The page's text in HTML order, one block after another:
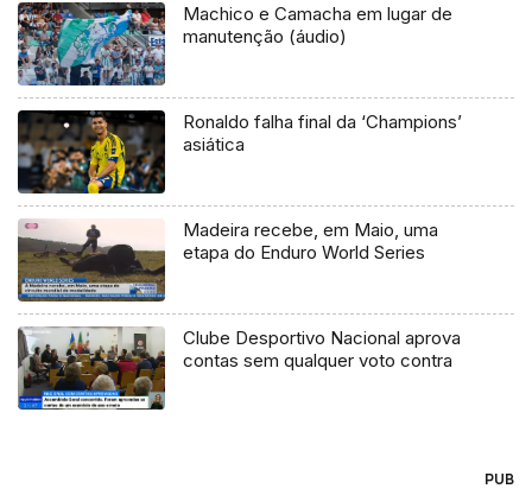
Machico e Camacha em lugar de
manutenção (áudio)
Ronaldo falha final da ‘Champions’
asiática
Madeira recebe, em Maio, uma
etapa do Enduro World Series
Clube Desportivo Nacional aprova
contas sem qualquer voto contra
PUB